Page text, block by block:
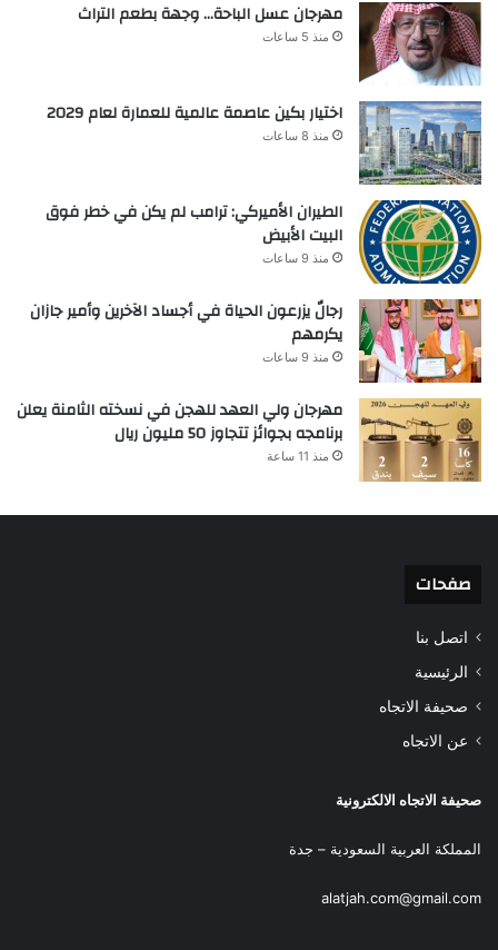
مهرجان عسل الباحة… وجهة بطعم التراث
منذ 5 ساعات
اختيار بكين عاصمة عالمية للعمارة لعام 2029
منذ 8 ساعات
الطيران الأميركي: ترامب لم يكن في خطر فوق
البيت الأبيض
منذ 9 ساعات
رجالٌ يزرعون الحياة في أجساد الآخرين وأمير جازان
يكرمهم
منذ 9 ساعات
مهرجان ولي العهد للهجن في نسخته الثامنة يعلن
برنامجه بجوائز تتجاوز 50 مليون ريال
منذ 11 ساعة
صفحات
اتصل بنا
الرئيسية
صحيفة الاتجاه
عن الاتجاه
صحيفة الاتجاه الالكترونية
المملكة العربية السعودية – جدة
alatjah.com@gmail.com